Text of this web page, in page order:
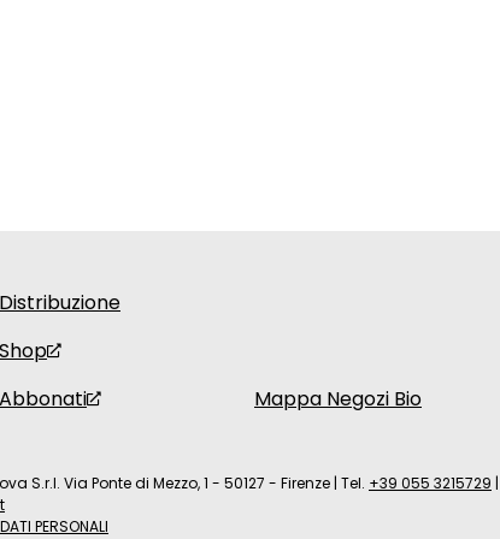
Distribuzione
Shop
Abbonati
Mappa Negozi Bio
S.r.l. Via Ponte di Mezzo, 1 - 50127 - Firenze | Tel. +39 055 3215729 |
PERSONALI